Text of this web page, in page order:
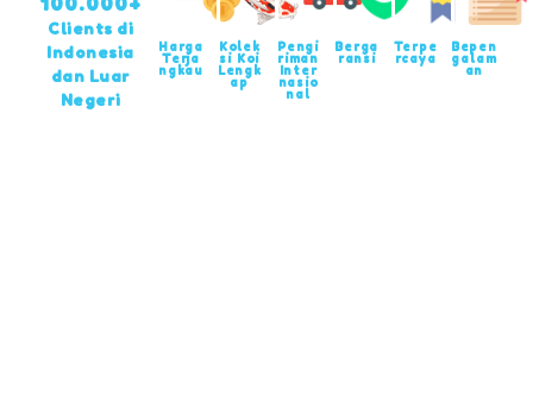
Clients di
Indonesia
dan Luar
Negeri
Harga
Terja
ngkau
Kolek
si Koi
Lengk
ap
Pengi
riman
Inter
nasio
nal
Berga
ransi
Terpe
rcaya
Bepen
galam
an